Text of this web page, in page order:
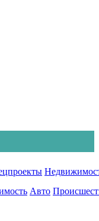
Авто